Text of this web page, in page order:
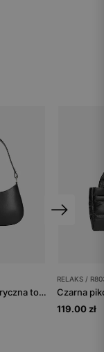
Czarna asymetryczna torebka bagietka skórzana
RELAKS /
119.00 zł